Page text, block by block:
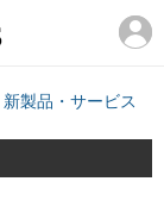
新製品・サービス